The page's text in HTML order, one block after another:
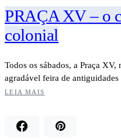
PRAÇA XV – o
colonial
Todos os sábados, a Praça
agradável feira de
LEIA MAIS